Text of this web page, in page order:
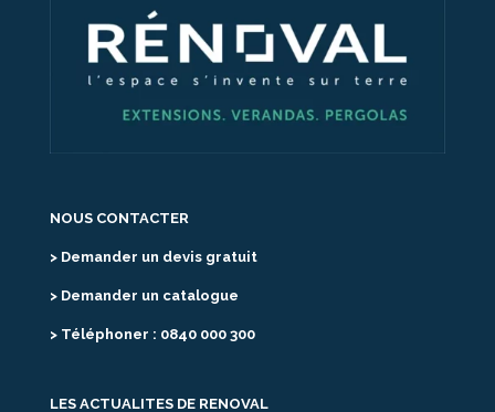
NOUS CONTACTER
> Demander un devis gratuit
> Demander un catalogue
> Téléphoner : 0840 000 300
LES ACTUALITES DE RENOVAL